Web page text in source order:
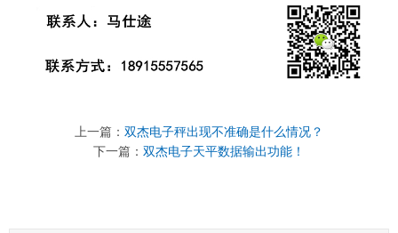
上一篇： 双杰电子秤出现不准确是什么情况？
下一篇： 双杰电子天平数据输出功能！